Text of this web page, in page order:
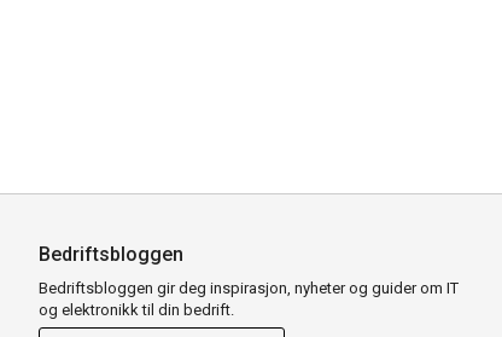
Bedriftsbloggen
Bedriftsbloggen gir deg inspirasjon, nyheter og guider om IT
og elektronikk til din bedrift.